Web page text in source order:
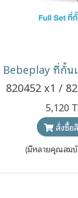
820452 x1 /
5,120
สั่งซื้อ
(มีหลายคุณสม